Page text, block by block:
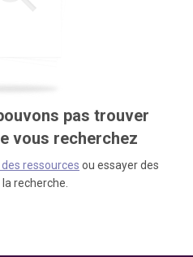
pas trouver
vous recherchez
ressources ou essayer des
recherche.